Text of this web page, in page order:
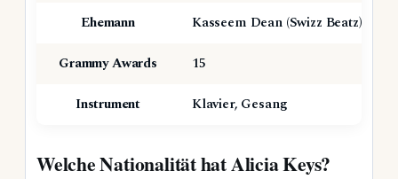
Ehemann
Kasseem Dean (Swizz Beatz)
Grammy Awards
15
Instrument
Klavier, Gesang
Welche Nationalität hat Alicia Keys?